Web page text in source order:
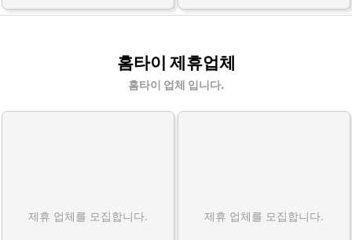
홈타이 제휴업체
홈타이 업체 입니다.
제휴 업체를 모집합니다. 제휴 업체를 모집합니다.